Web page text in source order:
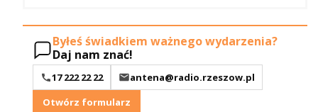
Byłeś świadkiem ważnego wydarzenia?
Daj nam znać!
17 222 22 22
antena@radio.rzeszow.pl
Otwórz formularz